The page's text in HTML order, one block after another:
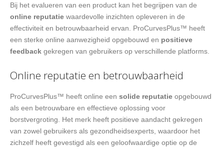
Bij het evalueren van een product kan het begrijpen van de
online reputatie waardevolle inzichten opleveren in de
effectiviteit en betrouwbaarheid ervan. ProCurvesPlus™ heeft
een sterke online aanwezigheid opgebouwd en positieve
feedback gekregen van gebruikers op verschillende platforms.
Online reputatie en betrouwbaarheid
ProCurvesPlus™ heeft online een solide reputatie opgebouwd
als een betrouwbare en effectieve oplossing voor
borstvergroting. Het merk heeft positieve aandacht gekregen
van zowel gebruikers als gezondheidsexperts, waardoor het
zichzelf heeft gevestigd als een geloofwaardige optie op de